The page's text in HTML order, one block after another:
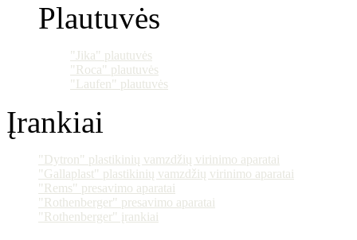
Plautuvės
"Jika" plautuvės
"Roca" plautuvės
"Laufen" plautuvės
Įrankiai
"Dytron" plastikinių vamzdžių virinimo aparatai
"Gallaplast" plastikinių vamzdžių virinimo aparatai
"Rems" presavimo aparatai
"Rothenberger" presavimo aparatai
"Rothenberger" įrankiai